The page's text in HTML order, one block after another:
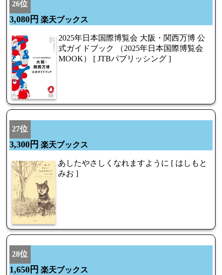
26位
3,080円 楽天ブックス
2025年日本国際博覧会 大阪・関西万博 公
式ガイドブック （2025年日本国際博覧会
MOOK） [ JTBパブリッシング ]
27位
3,300円 楽天ブックス
あしたやさしくなれますように [ はしもと
みお ]
28位
1,650円 楽天ブックス